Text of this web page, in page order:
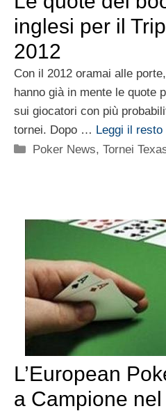
inglesi per il
2012
Con il 2012 oramai alle
hanno già in mente le quote
sui giocatori con più
tornei. Dopo … Leggi il resto
Categorie
Poker News,Tornei
L’European
a Campione